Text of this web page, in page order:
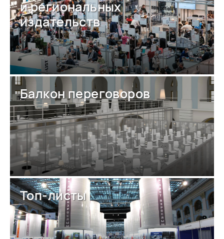
и региональных
издательств
Балкон переговоров
Топ-листы